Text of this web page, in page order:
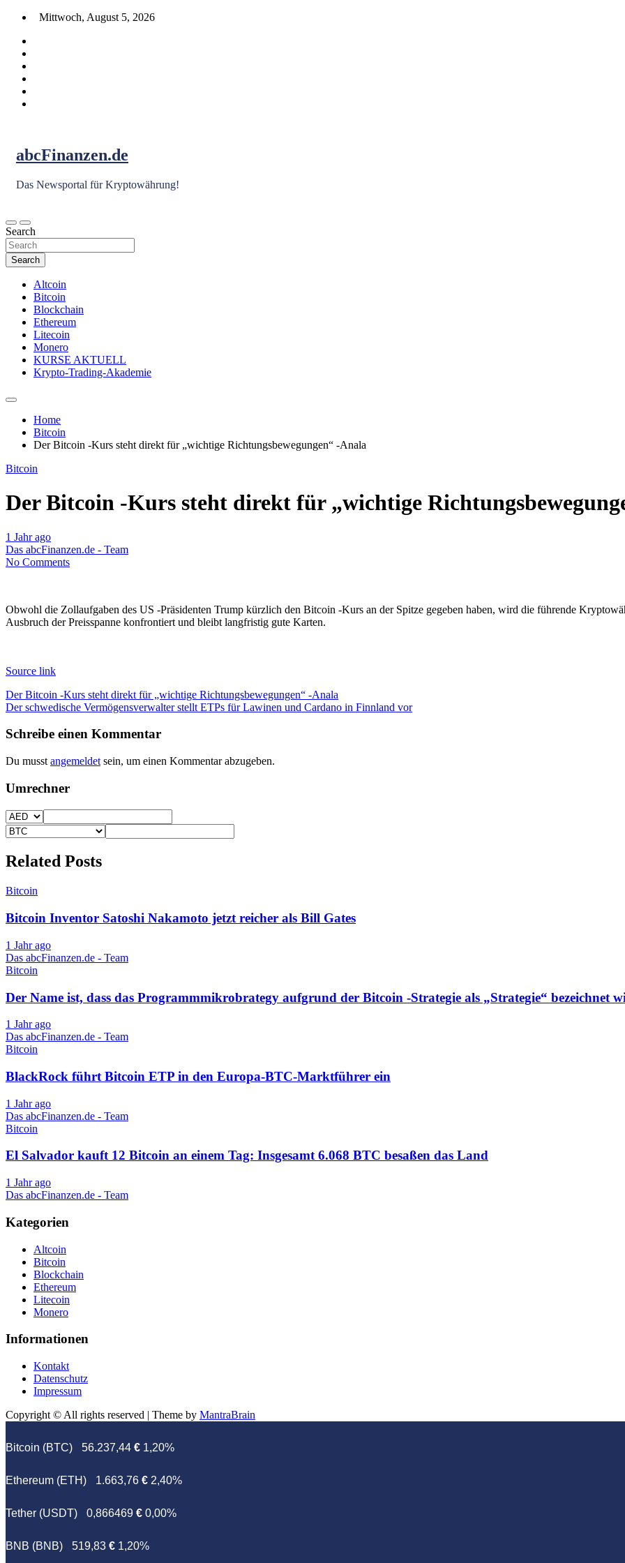
Skip
content
Mittwoch, August 5, 2026
abcFinanzen.de
Das Newsportal für Kryptowährung!
Search
Search
Altcoin
Bitcoin
Blockchain
Ethereum
Litecoin
Monero
KURSE AKTUELL
Krypto-Trading-Akademie
Home
Bitcoin
Der Bitcoin -Kurs steht direkt für „wichtige Richtungsbewegungen“ -Anala
Bitcoin
Der Bitcoin -Kurs steht direkt für „wichtige
1 Jahr ago
Das abcFinanzen.de - Team
No Comments
Obwohl die Zollaufgaben des US -Präsidenten Trump kürzlich den Bitcoin -Kurs an der Spitze gegeben haben, wird die führende
Ausbruch der Preisspanne konfrontiert und bleibt langfristig gute Karten.
Source link
Beitragsnavigation
Der Bitcoin -Kurs steht direkt für „wichtige Richtungsbewegungen“ -Anala
Der schwedische Vermögensverwalter stellt ETPs für Lawinen und Cardano in Finnland vor
Schreibe einen Kommentar
Du musst angemeldet sein, um einen Kommentar abzugeben.
Umrechner
Related Posts
Bitcoin
Bitcoin Inventor Satoshi Nakamoto jetzt reicher als Bill Gates
1 Jahr ago
Das abcFinanzen.de - Team
Bitcoin
Der Name ist, dass das Programmmikrobrategy aufgrund der Bitcoin -Strategie als „Strategie“ bezeichnet
1 Jahr ago
Das abcFinanzen.de - Team
Bitcoin
BlackRock führt Bitcoin ETP in den Europa-BTC-Marktführer ein
1 Jahr ago
Das abcFinanzen.de - Team
Bitcoin
El Salvador kauft 12 Bitcoin an einem Tag: Insgesamt 6.068 BTC besaßen das Land
1 Jahr ago
Das abcFinanzen.de - Team
Kategorien
Altcoin
Bitcoin
Blockchain
Ethereum
Litecoin
Monero
Informationen
Kontakt
Datenschutz
Impressum
Copyright © All rights reserved | Theme by MantraBrain
Bitcoin (BTC) 56.237,44 € 1,20%
Ethereum (ETH) 1.663,76 € 2,40%
Tether (USDT) 0,866469 € 0,00%
BNB (BNB) 519,83 € 1,20%